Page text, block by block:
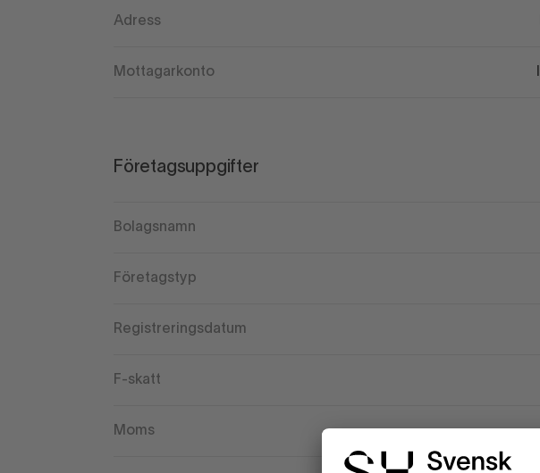
Adress
Mottagarkonto
Företagsuppgifter
Bolagsnamn
Företagstyp
Registreringsdatum
F-skatt
Moms